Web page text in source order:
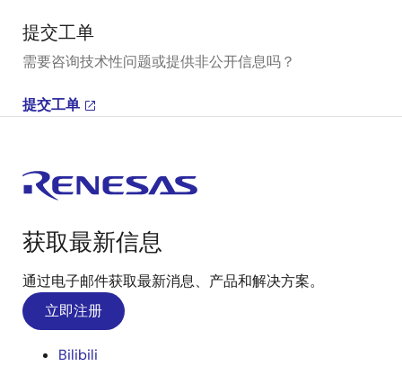
提交工单
需要咨询技术性问题或提供非公开信息吗？
提交工单
获取最新信息
通过电子邮件获取最新消息、产品和解决方案。
立即注册
Bilibili